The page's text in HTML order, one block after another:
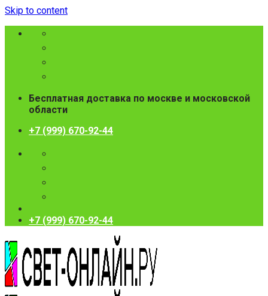
Skip to content
Бесплатная доставка по москве и московской
области
+7 (999) 670-92-44
+7 (999) 670-92-44